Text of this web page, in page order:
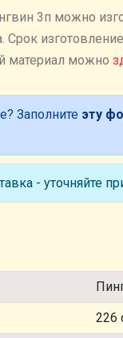
3п можно
материал можно
Заполните эту
- уточняйте
226